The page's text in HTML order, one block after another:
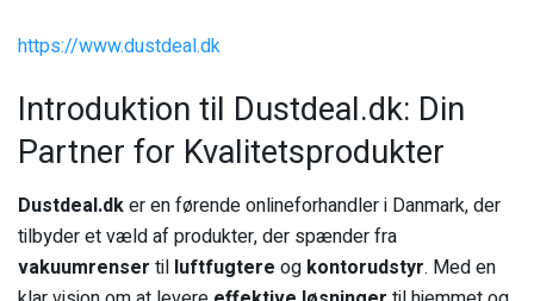
https://www.dustdeal.dk
Introduktion til Dustdeal.dk: Din
Partner for Kvalitetsprodukter
Dustdeal.dker en førende onlineforhandler i Danmark, der
tilbyder et væld af produkter, der spænder fra
vakuumrenser til luftfugtere og kontorudstyr. Med en